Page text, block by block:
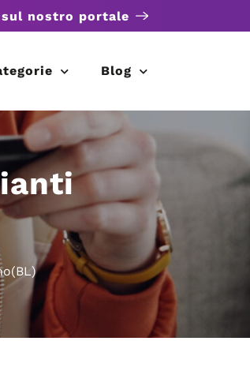
nostro portale
Blog